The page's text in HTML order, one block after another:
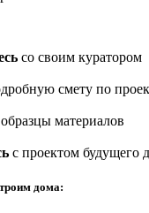
со своим куратором
смету по
образцы материалов
с проектом будущего
дома: